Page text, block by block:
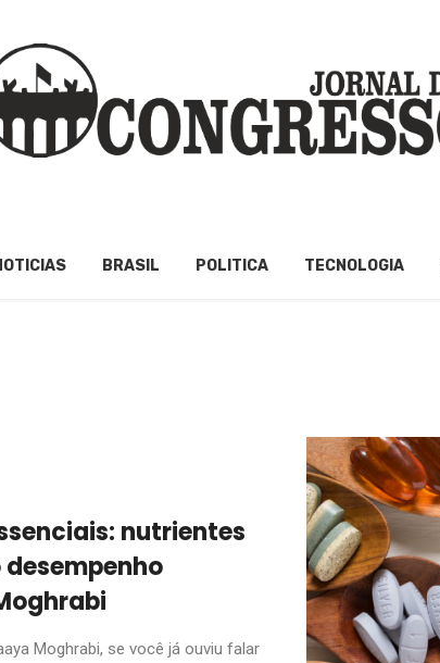
BRASIL POLITICA TECNOLOGIA
nutrientes
Moghrabi, se você já ouviu falar